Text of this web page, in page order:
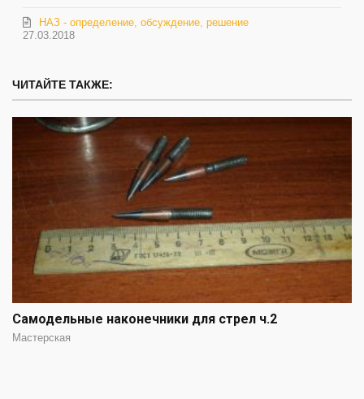
27.03.2018
НАЗ - определение, обсуждение, решение
ЧИТАЙТЕ ТАКЖЕ:
Самодельные наконечники для стрел ч.2
Мастерская